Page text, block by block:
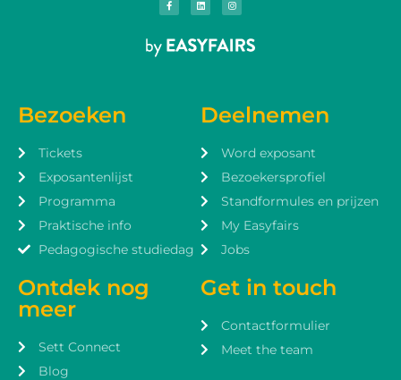
Bezoeken
Tickets
Exposantenlijst
Programma
Praktische info
Pedagogische studiedag
Ontdek nog
meer
Sett Connect
Blog
Deelnemen
Word exposant
Bezoekersprofiel
Standformules en prijzen
My Easyfairs
Jobs
Get in touch
Contactformulier
Meet the team